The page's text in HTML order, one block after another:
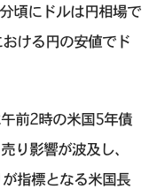
頃にドルは円相場で
ける円の安値でド
前2時の米国5年債
り影響が波及し、
指標となる米国長